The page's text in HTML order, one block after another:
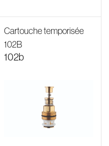
Cartouche temporisée
102B
102b